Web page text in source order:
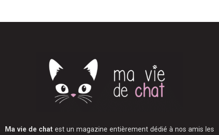
Ma vie de chat est un magazine entièrement dédié à nos amis les